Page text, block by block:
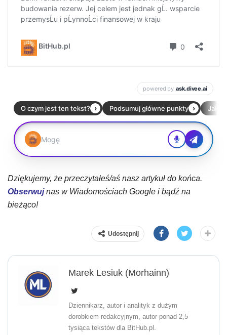
Dziękujemy, że przeczytałeś/aś nasz artykuł do końca.
Obserwujnas w Wiadomościach Google i bądź na
bieżąco!
Udostępnij
Marek Lesiuk (Morhainn)
Dziennikarz, autor i analityk z dużym
dorobkiem redakcyjnym, autor ponad 2,5
tysiąca tekstów dla BitHub.pl.